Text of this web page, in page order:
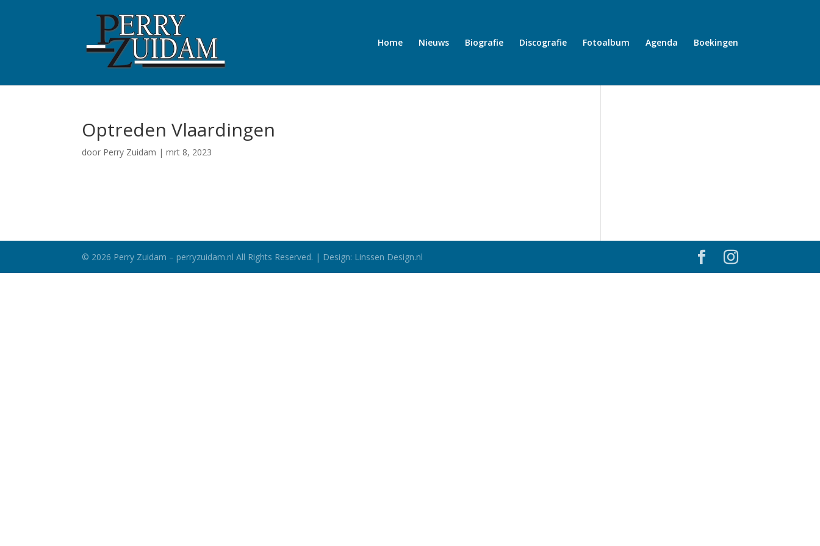
Home Nieuws Biografie Discografie Fotoalbum Agenda Boekingen
Optreden Vlaardingen
door Perry Zuidam |mrt 8, 2023
© 2026 Perry Zuidam – perryzuidam.nl All Rights Reserved. | Design: Linssen Design.nl